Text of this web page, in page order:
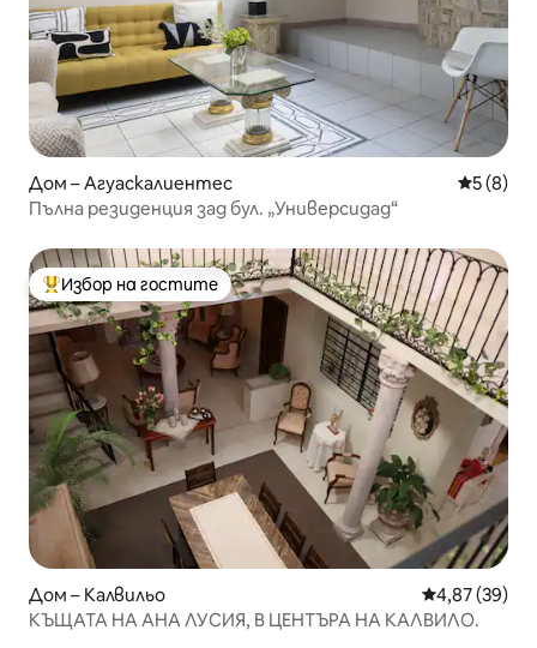
Дом – Агуаскалиентес Средна
5 (8)
Пълна резиденция зад бул. „Универсидад“
Най-популярен избор на гостите
Избор на гостите
Дом – Калвильо Средна
4,87 (39)
КЪЩАТА НА АНА ЛУСИЯ, В ЦЕНТЪРА НА КАЛВИЛО.